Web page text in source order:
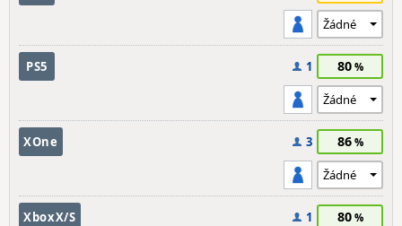
PS5 1 80
XOne 3 86
XboxX/S 1 80